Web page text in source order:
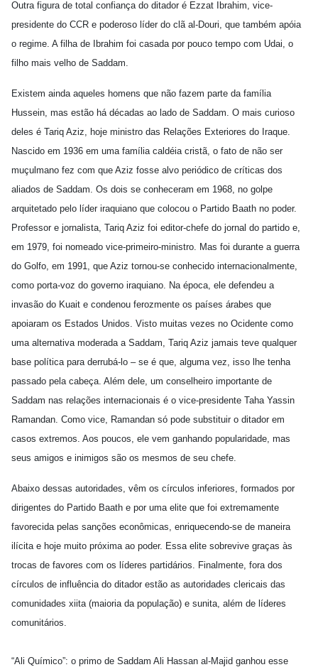
Outra figura de total confiança do ditador é Ezzat Ibrahim, vice-
presidente do CCR e poderoso líder do clã al-Douri, que também apóia
o regime. A filha de Ibrahim foi casada por pouco tempo com Udai, o
filho mais velho de Saddam.
Existem ainda aqueles homens que não fazem parte da família
Hussein, mas estão há décadas ao lado de Saddam. O mais curioso
deles é Tariq Aziz, hoje ministro das Relações Exteriores do Iraque.
Nascido em 1936 em uma família caldéia cristã, o fato de não ser
muçulmano fez com que Aziz fosse alvo periódico de críticas dos
aliados de Saddam. Os dois se conheceram em 1968, no golpe
arquitetado pelo líder iraquiano que colocou o Partido Baath no poder.
Professor e jornalista, Tariq Aziz foi editor-chefe do jornal do partido e,
em 1979, foi nomeado vice-primeiro-ministro. Mas foi durante a guerra
do Golfo, em 1991, que Aziz tornou-se conhecido internacionalmente,
como porta-voz do governo iraquiano. Na época, ele defendeu a
invasão do Kuait e condenou ferozmente os países árabes que
apoiaram os Estados Unidos. Visto muitas vezes no Ocidente como
uma alternativa moderada a Saddam, Tariq Aziz jamais teve qualquer
base política para derrubá-lo – se é que, alguma vez, isso lhe tenha
passado pela cabeça. Além dele, um conselheiro importante de
Saddam nas relações internacionais é o vice-presidente Taha Yassin
Ramandan. Como vice, Ramandan só pode substituir o ditador em
casos extremos. Aos poucos, ele vem ganhando popularidade, mas
seus amigos e inimigos são os mesmos de seu chefe.
Abaixo dessas autoridades, vêm os círculos inferiores, formados por
dirigentes do Partido Baath e por uma elite que foi extremamente
favorecida pelas sanções econômicas, enriquecendo-se de maneira
ilícita e hoje muito próxima ao poder. Essa elite sobrevive graças às
trocas de favores com os líderes partidários. Finalmente, fora dos
círculos de influência do ditador estão as autoridades clericais das
comunidades xiita (maioria da população) e sunita, além de líderes
comunitários.
“Ali Químico”: o primo de Saddam Ali Hassan al-Majid ganhou esse